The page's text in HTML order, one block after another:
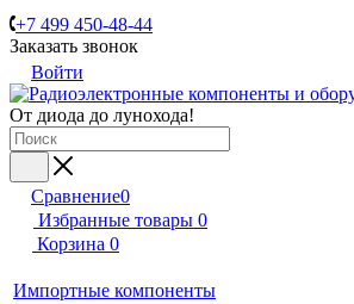
+7 499 450-48-44
Заказать звонок
Войти
От диода до лунохода!
Сравнение0
Избранные товары 0
Корзина 0
Импортные компоненты